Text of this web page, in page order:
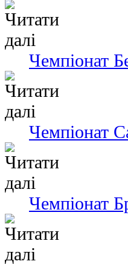
Чемпіонат
Чемпіонат
Чемпіонат